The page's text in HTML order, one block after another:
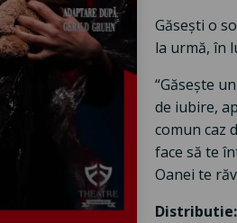
Găsești o
la urmă, în
“Găsește
de iubire,
comun caz
face să te
Oanei te
Distributie: